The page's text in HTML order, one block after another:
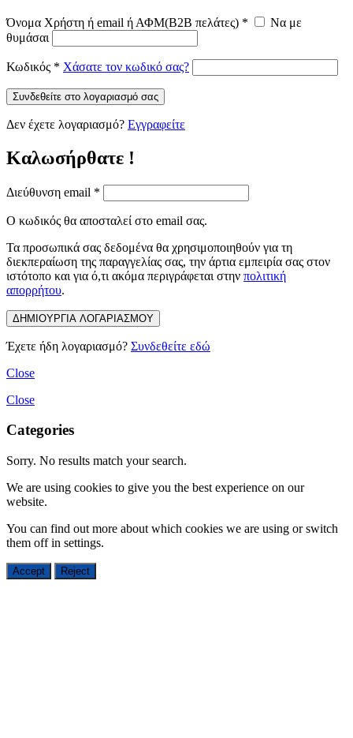
Όνομα Χρήστη ή email ή ΑΦΜ(B2B πελάτες) *
Να με
θυμάσαι
Κωδικός * Χάσατε τον κωδικό σας?
Συνδεθείτε στο λογαριασμό σας
Δεν έχετε λογαριασμό? Εγγραφείτε
Καλωσήρθατε !
Διεύθυνση email *
Ο κωδικός θα αποσταλεί στο email σας.
Τα προσωπικά σας δεδομένα θα χρησιμοποιηθούν για τη
διεκπεραίωση της παραγγελίας σας, την άρτια εμπειρία σας στον
ιστότοπο και για ό,τι ακόμα περιγράφεται στην πολιτική
απορρήτου.
ΔΗΜΙΟΥΡΓΙΑ ΛΟΓΑΡΙΑΣΜΟΥ
Έχετε ήδη λογαριασμό? Συνδεθείτε εδώ
Close
Close
Categories
Sorry. No results match your search.
We are using cookies to give you the best experience on our
website.
You can find out more about which cookies we are using or switch
them off in settings.
Accept Reject